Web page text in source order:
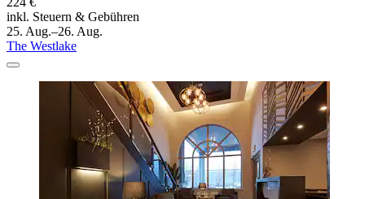
inkl. Steuern & Gebühren
25. Aug.–26. Aug.
The Westlake